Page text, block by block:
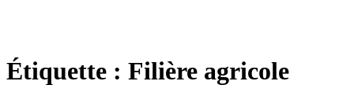
Étiquette : Filière agricole